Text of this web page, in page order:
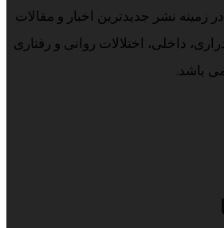
در زمینه نشر جدیدترین اخبار و مقالات
داخلی، اختلالات روانی و رفتاری
باشد.